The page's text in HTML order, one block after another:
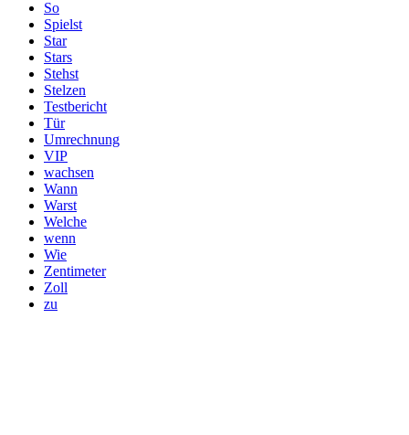
So
Spielst
Star
Stars
Stehst
Stelzen
Testbericht
Tür
Umrechnung
VIP
wachsen
Wann
Warst
Welche
wenn
Wie
Zentimeter
Zoll
zu